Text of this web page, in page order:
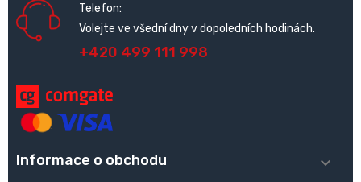
Telefon:
Volejte ve všední dny v dopoledních hodinách.
+420 499 111 998
Informace o obchodu 